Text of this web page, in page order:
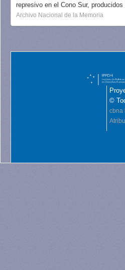
represivo en el Cono Sur, producidos
Archivo Nacional de la Memoria
©
cbna